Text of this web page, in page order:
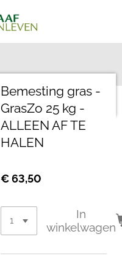
Bemesting gras -
GrasZo 25 kg -
ALLEEN AF TE
HALEN
€ 63,50
In
winkelwagen